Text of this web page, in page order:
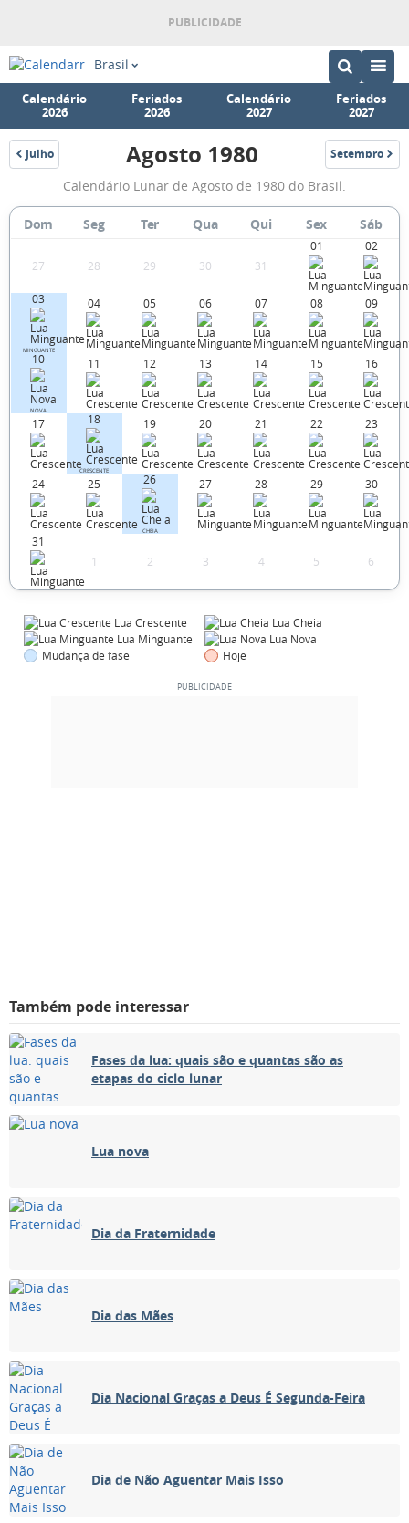
Brasil
Calendário
2026
Feriados
2026
Calendário
2027
Feriados
2027
Julho
1980
Fases
da
Lua
1980
Agosto 1980 Setembro
1980
Calendário Lunar de Agosto de 1980 do Brasil.
Dom Seg Ter Qua Qui Sex Sáb
27 28 29 30 31
01 02
03
MINGUANTE
04 05 06 07 08 09
10
NOVA
11 12 13 14 15 16
17 18
CRESCENTE
19 20 21 22 23
24 25 26
CHEIA
27 28 29 30
31
1
2 3 4 5 6
Lua Crescente
Lua Cheia
Lua Minguante
Lua Nova
Mudança de fase
Hoje
Também pode interessar
Fases da lua: quais são e quantas são as
etapas do ciclo lunar
Lua nova
Dia da Fraternidade
Dia das Mães
Dia Nacional Graças a Deus É Segunda-Feira
Dia de Não Aguentar Mais Isso